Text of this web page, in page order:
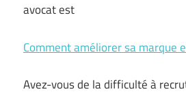
avocat est
Comment améliorer sa marque
Avez-vous de la difficulté à